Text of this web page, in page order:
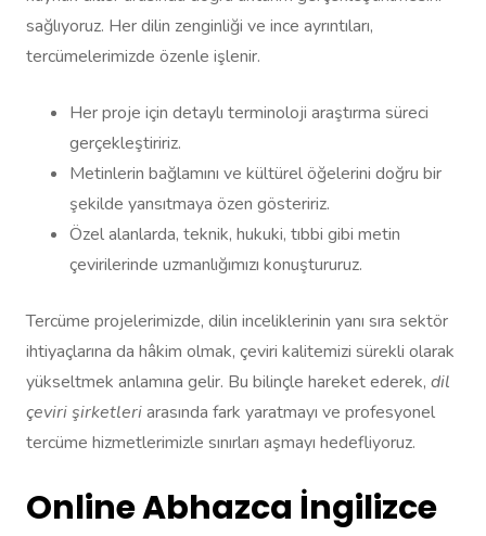
sağlıyoruz. Her dilin zenginliği ve ince ayrıntıları,
tercümelerimizde özenle işlenir.
Her proje için detaylı terminoloji araştırma süreci
gerçekleştiririz.
Metinlerin bağlamını ve kültürel öğelerini doğru bir
şekilde yansıtmaya özen gösteririz.
Özel alanlarda, teknik, hukuki, tıbbi gibi metin
çevirilerinde uzmanlığımızı konuştururuz.
Tercüme projelerimizde, dilin inceliklerinin yanı sıra sektör
ihtiyaçlarına da hâkim olmak, çeviri kalitemizi sürekli olarak
yükseltmek anlamına gelir. Bu bilinçle hareket ederek, dil
çeviri şirketleriarasında fark yaratmayı ve profesyonel
tercüme hizmetlerimizle sınırları aşmayı hedefliyoruz.
Online Abhazca İngilizce